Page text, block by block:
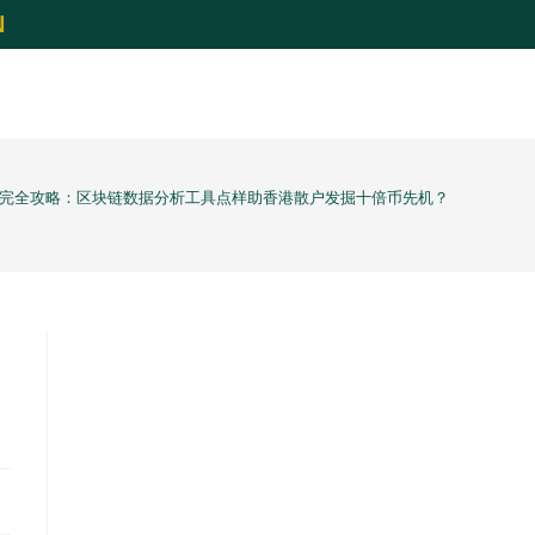
全攻略：区块链数据分析工具点样助香港散户发掘十倍币先机？